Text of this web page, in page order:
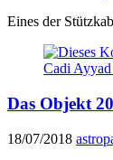
Eines der
Das Objekt
18/07/2018